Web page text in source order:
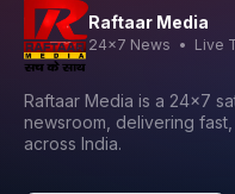
Raftaar Media
24x7 News • Live
Raftaar Media is a 24x7
newsroom, delivering
across India.